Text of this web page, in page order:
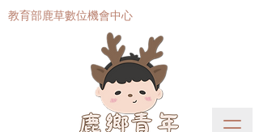
​教育部鹿草數位機會中心